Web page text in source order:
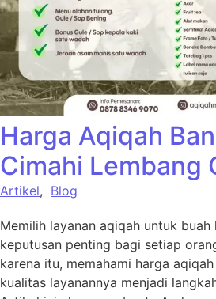
Harga Aqiqah
Cimahi Lembang
Artikel, Blog
Memilih layanan aqiqah untuk buah
keputusan penting bagi setiap
karena itu, memahami harga
kualitas layanannya menjadi